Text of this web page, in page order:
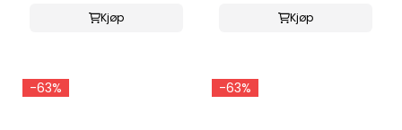
Kjøp
Kjøp
-63% -63%